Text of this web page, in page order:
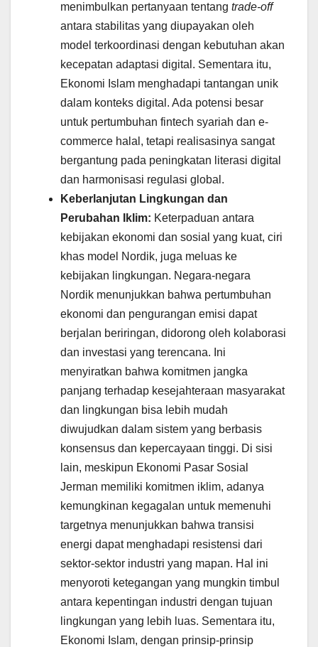
menimbulkan pertanyaan tentang trade-off
antara stabilitas yang diupayakan oleh
model terkoordinasi dengan kebutuhan akan
kecepatan adaptasi digital. Sementara itu,
Ekonomi Islam menghadapi tantangan unik
dalam konteks digital. Ada potensi besar
untuk pertumbuhan fintech syariah dan e-
commerce halal, tetapi realisasinya sangat
bergantung pada peningkatan literasi digital
dan harmonisasi regulasi global.
Keberlanjutan Lingkungan dan
Perubahan Iklim: Keterpaduan antara
kebijakan ekonomi dan sosial yang kuat, ciri
khas model Nordik, juga meluas ke
kebijakan lingkungan. Negara-negara
Nordik menunjukkan bahwa pertumbuhan
ekonomi dan pengurangan emisi dapat
berjalan beriringan, didorong oleh kolaborasi
dan investasi yang terencana. Ini
menyiratkan bahwa komitmen jangka
panjang terhadap kesejahteraan masyarakat
dan lingkungan bisa lebih mudah
diwujudkan dalam sistem yang berbasis
konsensus dan kepercayaan tinggi. Di sisi
lain, meskipun Ekonomi Pasar Sosial
Jerman memiliki komitmen iklim, adanya
kemungkinan kegagalan untuk memenuhi
targetnya menunjukkan bahwa transisi
energi dapat menghadapi resistensi dari
sektor-sektor industri yang mapan. Hal ini
menyoroti ketegangan yang mungkin timbul
antara kepentingan industri dengan tujuan
lingkungan yang lebih luas. Sementara itu,
Ekonomi Islam, dengan prinsip-prinsip